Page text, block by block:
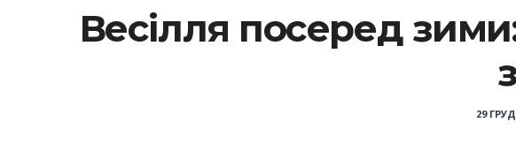
Весілля посеред
29